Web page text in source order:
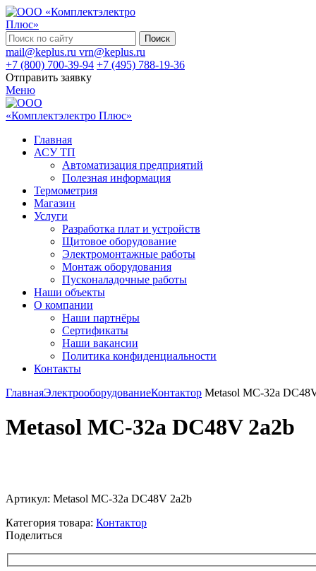
Поиск
mail@keplus.ru vrn@keplus.ru
+7 (800) 700-39-94 +7 (495) 788-19-36
Отправить заявку
Меню
Главная
АСУ ТП
Автоматизация предприятий
Полезная информация
Термометрия
Магазин
Услуги
Разработка плат и устройств
Щитовое оборудование
Электромонтажные работы
Монтаж оборудования
Пусконаладочные работы
Наши объекты
О компании
Наши партнёры
Сертификаты
Наши вакансии
Политика конфиденциальности
Контакты
ГлавнаяЭлектрооборудованиеКонтактор Metasol MC-32a
Metasol MC-32a DC48V 2a2b
Артикул: Metasol MC-32a DC48V 2a2b
Категория товара: Контактор
Поделиться